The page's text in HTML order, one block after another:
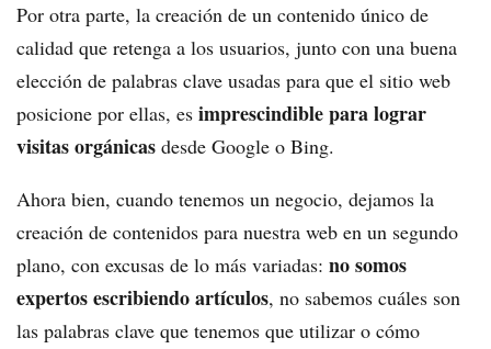
Por otra parte, la creación de un contenido único de
calidad que retenga a los usuarios, junto con una buena
elección de palabras clave usadas para que el sitio web
posicione por ellas, es imprescindible para lograr
visitas orgánicas desde Google o Bing.
Ahora bien, cuando tenemos un negocio, dejamos la
creación de contenidos para nuestra web en un segundo
plano, con excusas de lo más variadas: no somos
expertos escribiendo artículos, no sabemos cuáles son
las palabras clave que tenemos que utilizar o cómo